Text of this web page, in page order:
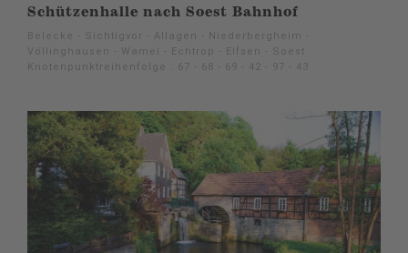
Schützenhalle nach Soest Bahnhof
Belecke - Sichtigvor - Allagen - Niederbergheim -
Völlinghausen - Wamel - Echtrop - Elfsen - Soest
Knotenpunktreihenfolge : 67 - 68 - 69 - 42 - 97 - 43